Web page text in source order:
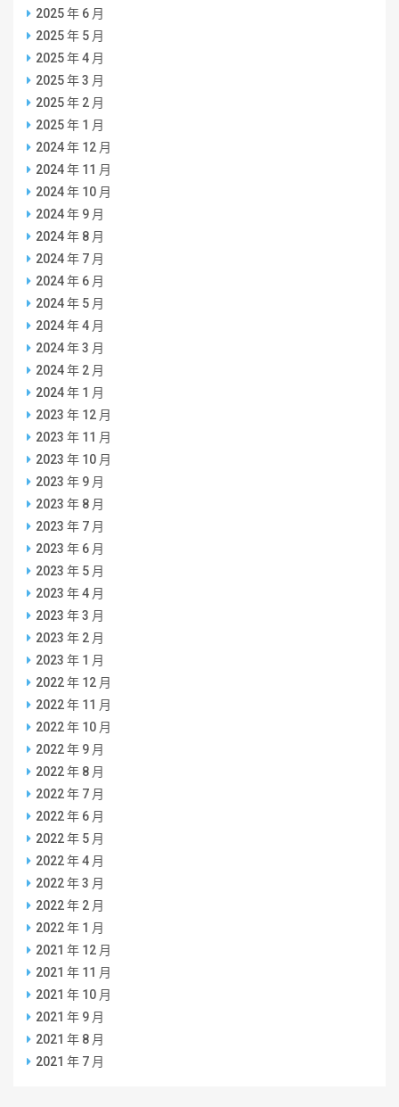
2025 年 6 月
2025 年 5 月
2025 年 4 月
2025 年 3 月
2025 年 2 月
2025 年 1 月
2024 年 12 月
2024 年 11 月
2024 年 10 月
2024 年 9 月
2024 年 8 月
2024 年 7 月
2024 年 6 月
2024 年 5 月
2024 年 4 月
2024 年 3 月
2024 年 2 月
2024 年 1 月
2023 年 12 月
2023 年 11 月
2023 年 10 月
2023 年 9 月
2023 年 8 月
2023 年 7 月
2023 年 6 月
2023 年 5 月
2023 年 4 月
2023 年 3 月
2023 年 2 月
2023 年 1 月
2022 年 12 月
2022 年 11 月
2022 年 10 月
2022 年 9 月
2022 年 8 月
2022 年 7 月
2022 年 6 月
2022 年 5 月
2022 年 4 月
2022 年 3 月
2022 年 2 月
2022 年 1 月
2021 年 12 月
2021 年 11 月
2021 年 10 月
2021 年 9 月
2021 年 8 月
2021 年 7 月